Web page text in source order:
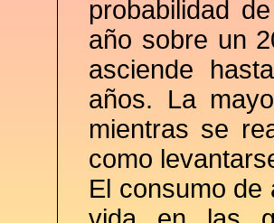
probabilidad
año sobre un
asciende
años. La
mientras se
como
El consumo de